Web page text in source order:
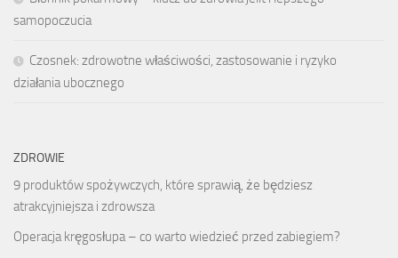
samopoczucia
Czosnek: zdrowotne właściwości, zastosowanie i ryzyko
działania ubocznego
ZDROWIE
9 produktów spożywczych, które sprawią, że będziesz
atrakcyjniejsza i zdrowsza
Operacja kręgosłupa – co warto wiedzieć przed zabiegiem?